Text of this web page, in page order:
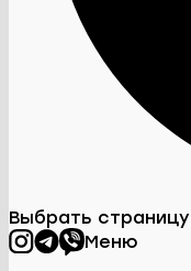
Выбрать страницу
Меню